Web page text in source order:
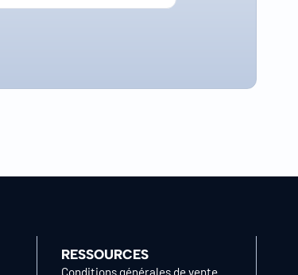
RESSOURCES
Conditions générales de vente